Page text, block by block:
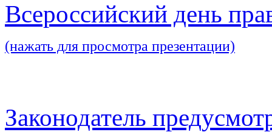
Всероссийский день
(нажать для просмотра презентации)
Законодатель